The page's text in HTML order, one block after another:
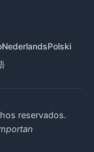
NederlandsPolski
reservados.